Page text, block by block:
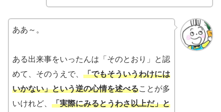
ああ～。
ある出来事をいったんは「そのとおり」と認
めて、そのうえで、 「でもそういうわけには
いかない」という逆の心情を述べることが多
いけれど、 「実際にみるとうわさ以上だ」と